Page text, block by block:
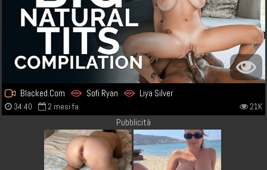
Blacked.Com Sofi Ryan Liya Silver
34:40 2 mesi fa 21K
Pubblicità